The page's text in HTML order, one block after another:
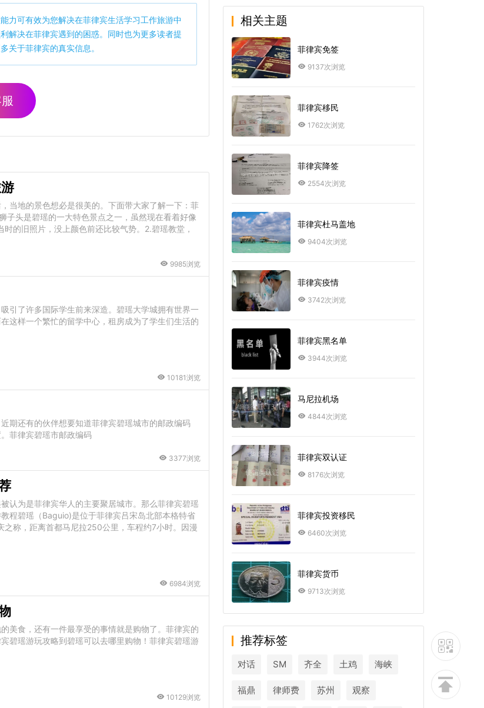
力可有效为您解决在菲律宾生活学习工作旅游中
解决在菲律宾遇到的困惑。同时也为更多读者提
关于菲律宾的真实信息。
当地的景色想必是很美的。下面带大家了解一下：菲
子头是碧瑶的一大特色景点之一，虽然现在看着好像
的旧照片，没上颜色前还比较气势。2.碧瑶教堂，
9985浏览
引了许多国际学生前来深造。碧瑶大学城拥有世界一
这样一个繁忙的留学中心，租房成为了学生们生活的
10181浏览
期还有的伙伴想要知道菲律宾碧瑶城市的邮政编码
菲律宾碧瑶市邮政编码
3377浏览
认为是菲律宾华人的主要聚居城市。那么菲律宾碧瑶
程碧瑶（Baguio)是位于菲律宾吕宋岛北部本格特省
称，距离首都马尼拉250公里，车程约7小时。因漫
6984浏览
美食，还有一件最享受的事情就是购物了。菲律宾的
碧瑶游玩攻略到碧瑶可以去哪里购物！菲律宾碧瑶游
10129浏览
相关主题
菲律宾免签
9137次浏览
菲律宾移民
1762次浏览
菲律宾降签
2554次浏览
菲律宾杜马盖地
9404次浏览
菲律宾疫情
3742次浏览
菲律宾黑名单
3944次浏览
马尼拉机场
4844次浏览
菲律宾双认证
8176次浏览
菲律宾投资移民
6460次浏览
菲律宾货币
9713次浏览
推荐标签
对话 SM 齐全 土鸡 海峡
福鼎 律师费 苏州 观察